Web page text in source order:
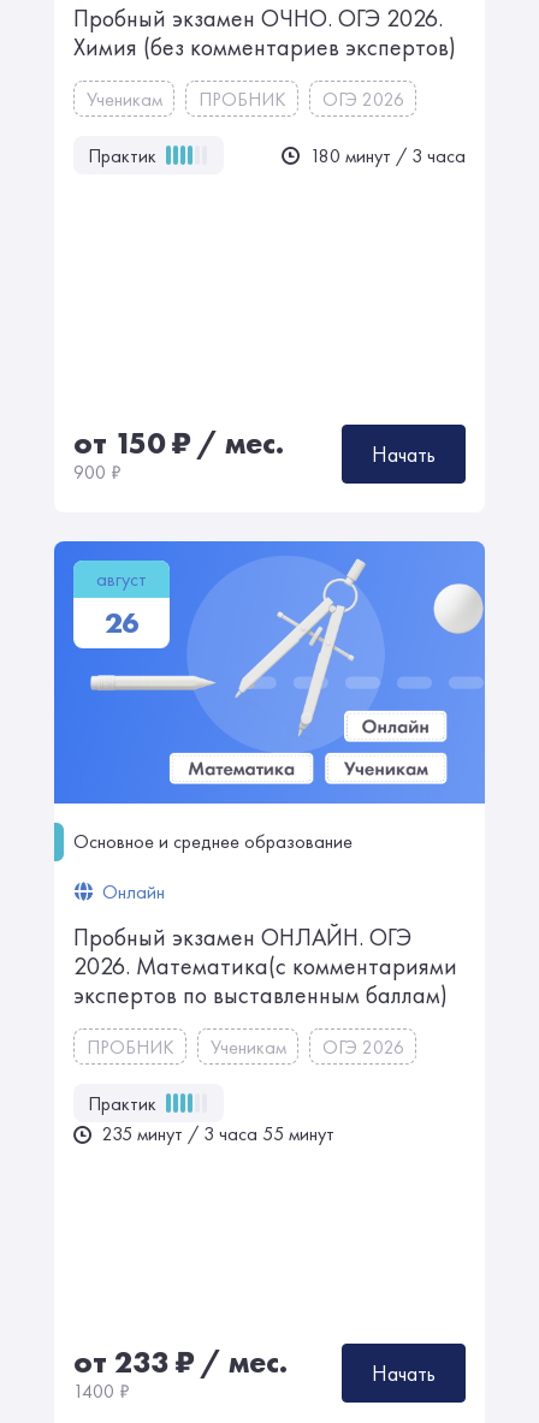
Пробный экзамен ОЧНО. ㅤㅤㅤОГЭ 2026.
Химия ㅤㅤㅤㅤㅤㅤ(без комментариев экспертов)
Ученикам ПРОБНИК ОГЭ 2026
Практик 180 минут / 3 часа
от 150₽/ мес.
900 ₽
Начать
август
26
Основное и среднее образование
Онлайн
Пробный экзамен ОНЛАЙН. ㅤㅤОГЭ
2026. Математикаㅤㅤㅤㅤ(с комментариями
экспертов по выставленным баллам)
ПРОБНИК Ученикам ОГЭ 2026
Практик
235 минут / 3 часа 55 минут
от 233₽/ мес.
1400 ₽
Начать